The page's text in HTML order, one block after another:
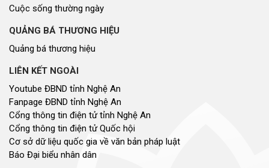
Cuộc sống thường ngày
QUẢNG BÁ THƯƠNG HIỆU
Quảng bá thương hiệu
LIÊN KẾT NGOÀI
Youtube ĐBND tỉnh Nghệ An
Fanpage ĐBND tỉnh Nghệ An
Cổng thông tin điện tử tỉnh Nghệ An
Cổng thông tin điện tử Quốc hội
Cơ sở dữ liệu quốc gia về văn bản pháp luật
Báo Đại biểu nhân dân